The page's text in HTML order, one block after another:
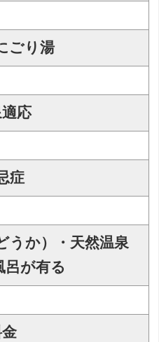
ごり湯
応
症
うか）・天然温泉
呂が有る